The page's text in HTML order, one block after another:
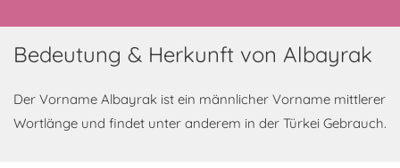
Bedeutung & Herkunft von Albayrak
Der Vorname Albayrak ist ein männlicher Vorname mittlerer
Wortlänge und findet unter anderem in der Türkei Gebrauch.